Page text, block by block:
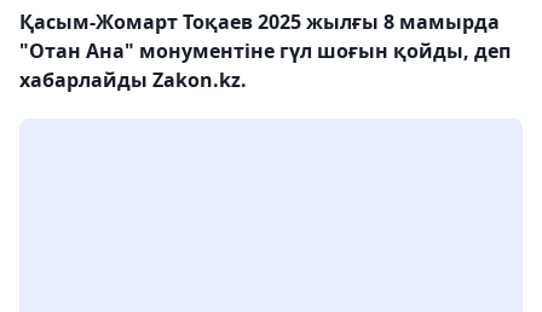
Қасым-Жомарт Тоқаев 2025 жылғы 8 мамырда
"Отан Ана" монументіне гүл шоғын қойды, деп
хабарлайды Zakon.kz.